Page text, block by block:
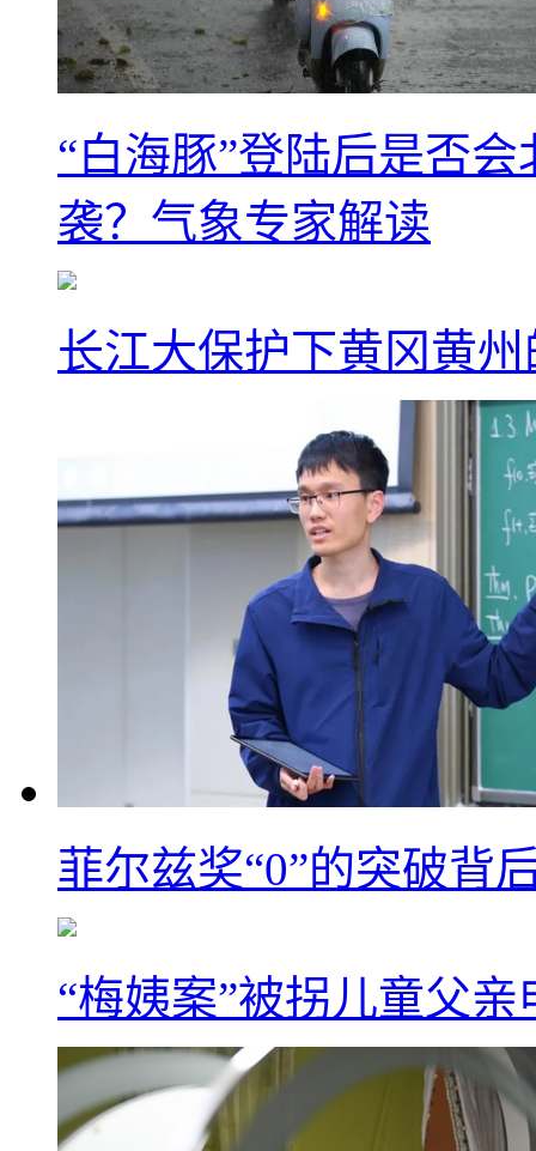
“白海豚”登陆后是否
袭？气象专家解读
长江大保护下黄冈黄
菲尔兹奖“0”的突破背
“梅姨案”被拐儿童父